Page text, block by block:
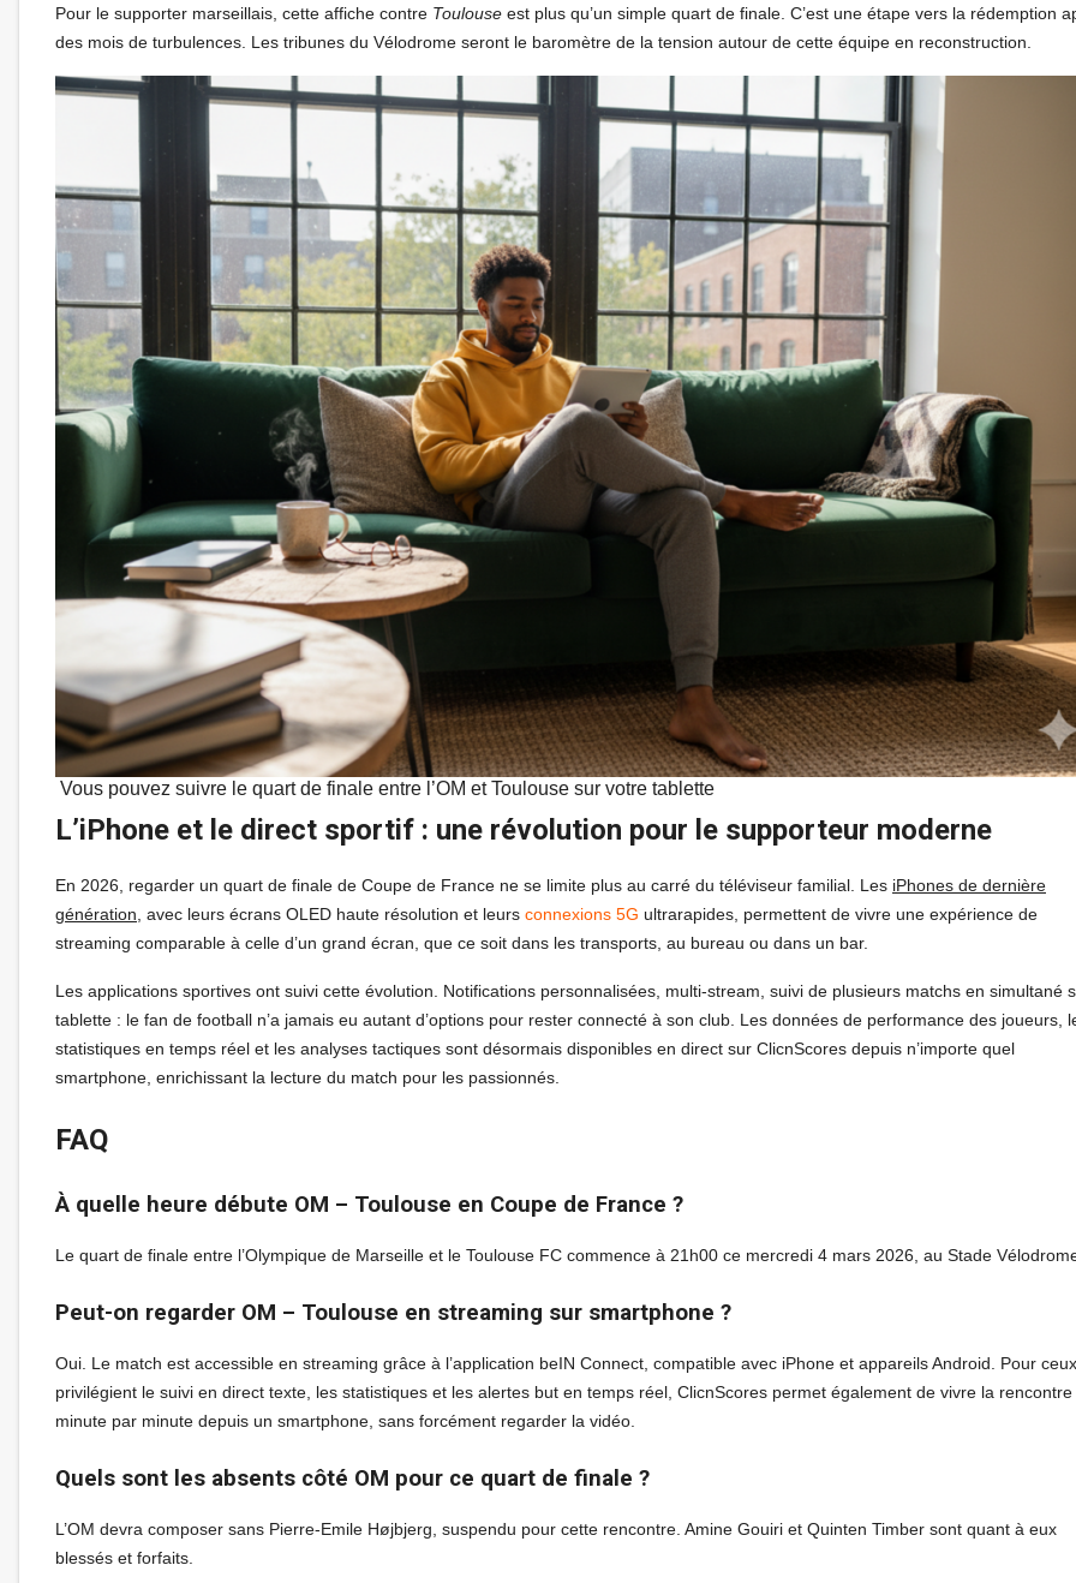
Pour le supporter marseillais, cette affiche contre Toulouse est plus qu’un simple quart de finale. C’est une étape vers la rédemption
des mois de turbulences. Les tribunes du Vélodrome seront le baromètre de la tension autour de cette équipe en reconstruction.
Vous pouvez suivre le quart de finale entre l’OM et Toulouse sur votre tablette
L’iPhone et le direct sportif : une révolution pour le supporteur moderne
En 2026, regarder un quart de finale de Coupe de France ne se limite plus au carré du téléviseur familial. Les iPhones de dernière
génération , avec leurs écrans OLED haute résolution et leurs connexions 5G ultrarapides, permettent de vivre une expérience de
streaming comparable à celle d’un grand écran, que ce soit dans les transports, au bureau ou dans un bar.
Les applications sportives ont suivi cette évolution. Notifications personnalisées, multi-stream, suivi de plusieurs matchs en simultané
tablette : le fan de football n’a jamais eu autant d’options pour rester connecté à son club. Les données de performance des joueurs,
statistiques en temps réel et les analyses tactiques sont désormais disponibles en direct sur ClicnScores depuis n’importe quel
smartphone, enrichissant la lecture du match pour les passionnés.
FAQ
À quelle heure débute OM – Toulouse en Coupe de France ?
Le quart de finale entre l’Olympique de Marseille et le Toulouse FC commence à 21h00 ce mercredi 4 mars 2026, au Stade
Peut-on regarder OM – Toulouse en streaming sur smartphone ?
Oui. Le match est accessible en streaming grâce à l’application beIN Connect, compatible avec iPhone et appareils Android. Pour
privilégient le suivi en direct texte, les statistiques et les alertes but en temps réel, ClicnScores permet également de vivre la rencontre
minute par minute depuis un smartphone, sans forcément regarder la vidéo.
Quels sont les absents côté OM pour ce quart de finale ?
L’OM devra composer sans Pierre-Emile Højbjerg, suspendu pour cette rencontre. Amine Gouiri et Quinten Timber sont quant à eux
blessés et forfaits.